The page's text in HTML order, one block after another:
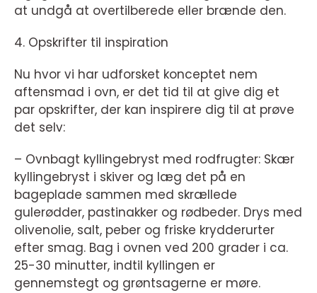
at undgå at overtilberede eller brænde den.
4. Opskrifter til inspiration
Nu hvor vi har udforsket konceptet nem
aftensmad i ovn, er det tid til at give dig et
par opskrifter, der kan inspirere dig til at prøve
det selv:
– Ovnbagt kyllingebryst med rodfrugter: Skær
kyllingebryst i skiver og læg det på en
bageplade sammen med skrællede
gulerødder, pastinakker og rødbeder. Drys med
olivenolie, salt, peber og friske krydderurter
efter smag. Bag i ovnen ved 200 grader i ca.
25-30 minutter, indtil kyllingen er
gennemstegt og grøntsagerne er møre.